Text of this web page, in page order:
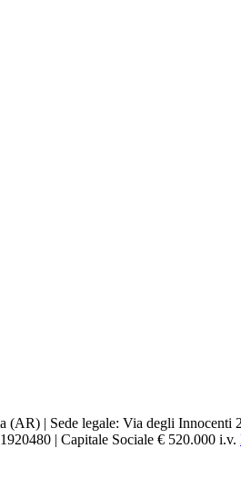
(AR) | Sede legale: Via degli
| Capitale Sociale € 520.000 i.v.